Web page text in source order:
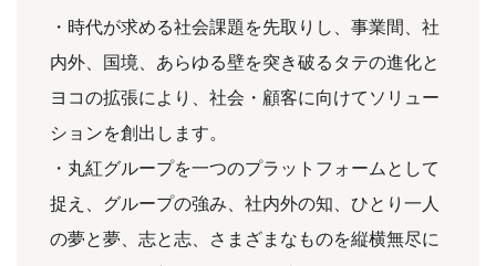
・時代が求める社会課題を先取りし、事業間、社
内外、国境、あらゆる壁を突き破るタテの進化と
ヨコの拡張により、社会・顧客に向けてソリュー
ションを創出します。
・丸紅グループを一つのプラットフォームとして
捉え、グループの強み、社内外の知、ひとり一人
の夢と夢、志と志、さまざまなものを縦横無尽に